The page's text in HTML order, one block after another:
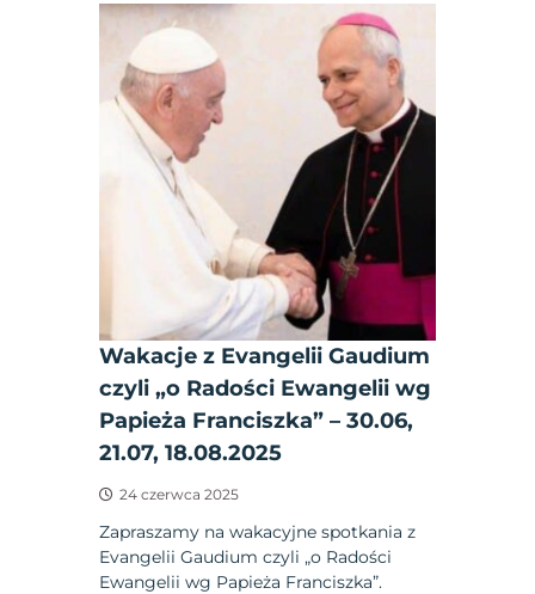
Wakacje z Evangelii Gaudium
czyli „o Radości Ewangelii wg
Papieża Franciszka” – 30.06,
21.07, 18.08.2025
24 czerwca 2025
Zapraszamy na wakacyjne spotkania z
Evangelii Gaudium czyli „o Radości
Ewangelii wg Papieża Franciszka”.